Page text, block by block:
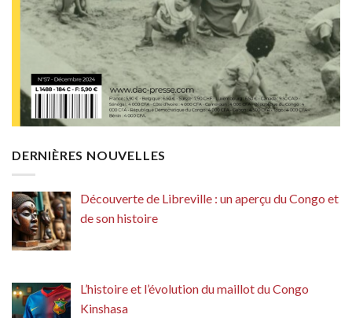
DERNIÈRES NOUVELLES
Découverte de Libreville : un aperçu du Congo et
de son histoire
L’histoire et l’évolution du maillot du Congo
Kinshasa